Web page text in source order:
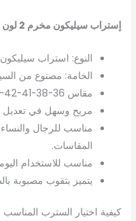
إستراب سيليكون مخرم 2 لون
النوع: استراب
الخامة: مصنوع من
مقاس 36-38-41-42-44-45-49 ملي.
مريح وسهل في تعديل
مناسب للرجال
المقاسات.
مناسب للاستخدام
يتميز بثقوب مصبوبة
كيفية اختيار السترب المناسب